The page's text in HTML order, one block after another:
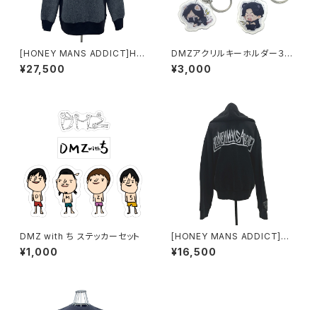
[HONEY MANS ADDICT]HM
A LOGO Sweat
¥27,500
DMZアクリルキーホルダー３種
セット
¥3,000
DMZ with ち ステッカーセット
¥1,000
[HONEY MANS ADDICT]ジッ
プアップフーディー
¥16,500